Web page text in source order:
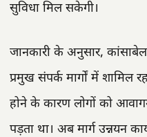
सुविधा मिल सकेगी।
जानकारी के अनुसार,
प्रमुख संपर्क मार्गों में शामिल
होने के कारण लोगों को
पड़ता था। अब मार्ग उन्नयन